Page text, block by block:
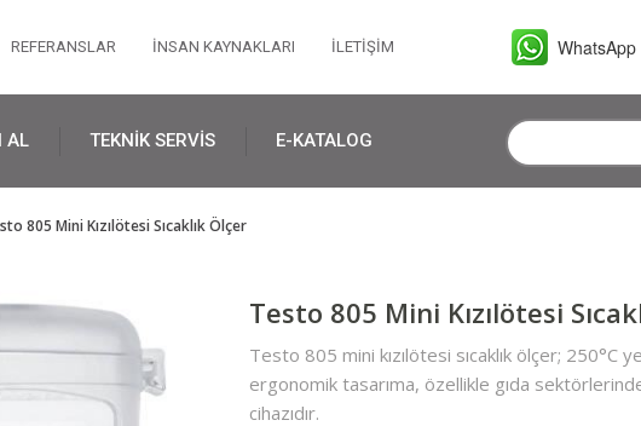
REFERANSLAR İNSAN KAYNAKLARI İLETİŞİM WhatsApp
AL TEKNİK SERVİS E-KATALOG
805 Mini Kızılötesi Sıcaklık Ölçer
Testo 805 Mini Kızılötesi
Testo 805 mini kızılötesi sıcaklık ölçer; 250°C
ergonomik tasarıma, özellikle gıda
cihazıdır.